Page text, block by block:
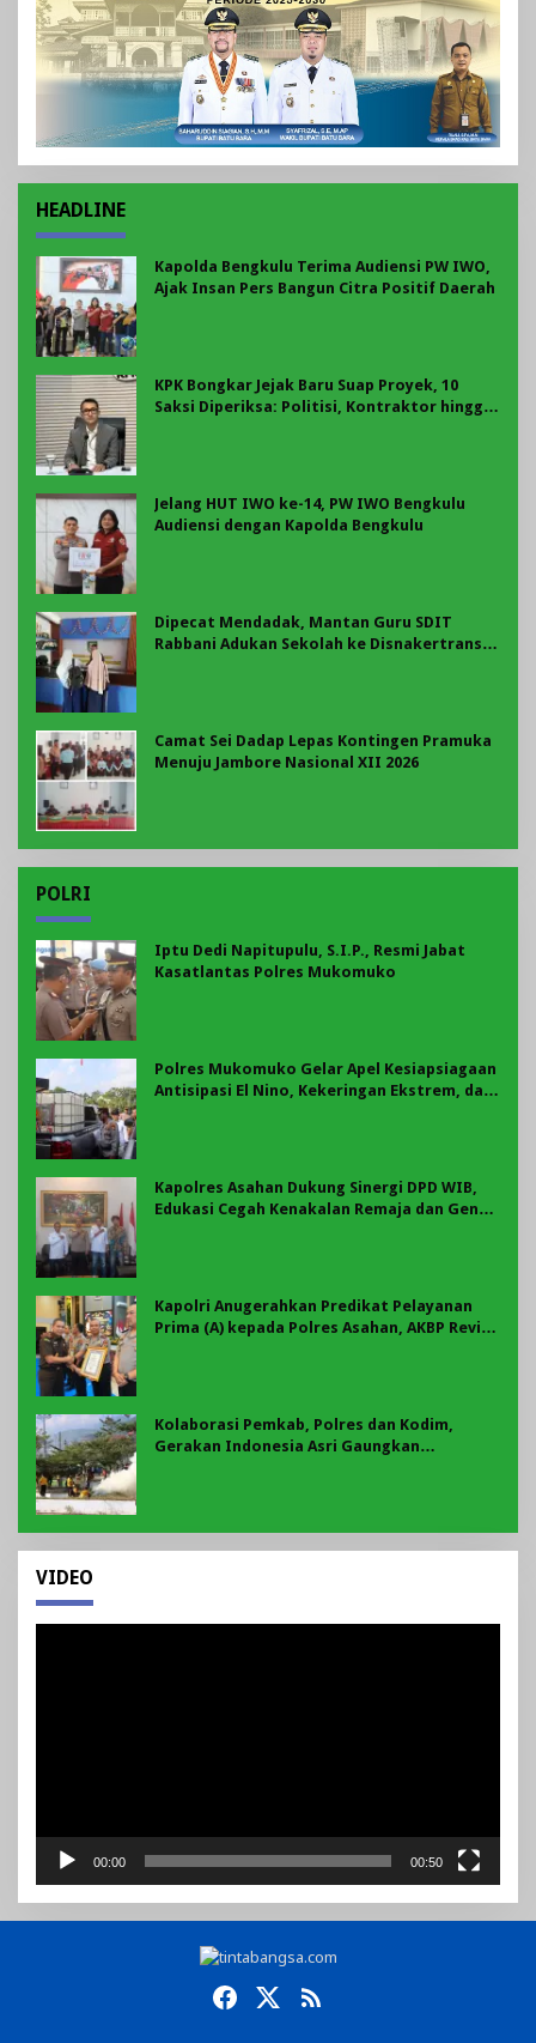
HEADLINE
Kapolda Bengkulu Terima Audiensi PW IWO,
Ajak Insan Pers Bangun Citra Positif Daerah
KPK Bongkar Jejak Baru Suap Proyek, 10
Saksi Diperiksa: Politisi, Kontraktor hingga
Jelang HUT IWO ke-14, PW IWO Bengkulu
Audiensi dengan Kapolda Bengkulu
Dipecat Mendadak, Mantan Guru SDIT
Rabbani Adukan Sekolah ke Disnakertrans
Camat Sei Dadap Lepas Kontingen Pramuka
Menuju Jambore Nasional XII 2026
POLRI
Iptu Dedi Napitupulu, S.I.P., Resmi Jabat
Kasatlantas Polres Mukomuko
Polres Mukomuko Gelar Apel Kesiapsiagaan
Antisipasi El Nino, Kekeringan Ekstrem, dan
Kapolres Asahan Dukung Sinergi DPD WIB,
Edukasi Cegah Kenakalan Remaja dan Geng
Kapolri Anugerahkan Predikat Pelayanan
Prima (A) kepada Polres Asahan, AKBP Revi
Kolaborasi Pemkab, Polres dan Kodim,
Gerakan Indonesia Asri Gaungkan
VIDEO
00:00 00:50